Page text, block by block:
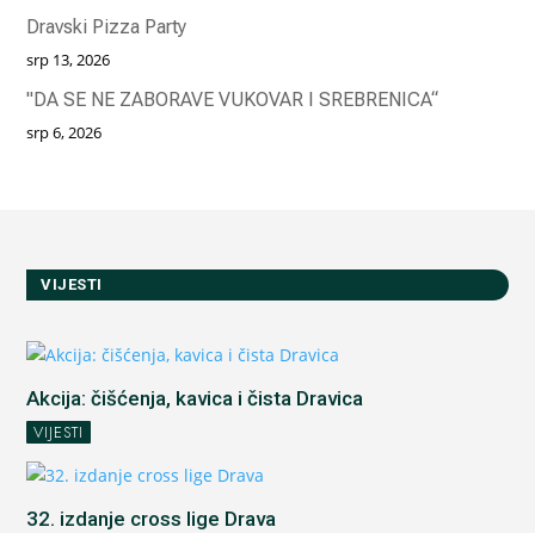
Dravski Pizza Party
srp 13, 2026
"DA SE NE ZABORAVE VUKOVAR I SREBRENICA“
srp 6, 2026
VIJESTI
Akcija: čišćenja, kavica i čista Dravica
VIJESTI
32. izdanje cross lige Drava